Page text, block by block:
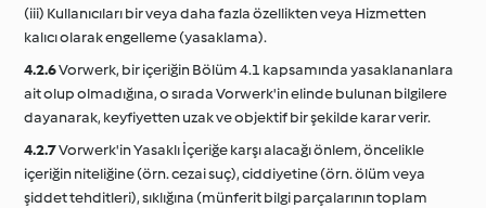
(iii) Kullanıcıları bir veya daha fazla özellikten veya Hizmetten
kalıcı olarak engelleme (yasaklama).
4.2.6Vorwerk, bir içeriğin Bölüm 4.1 kapsamında yasaklananlara
ait olup olmadığına, o sırada Vorwerk'in elinde bulunan bilgilere
dayanarak, keyfiyetten uzak ve objektif bir şekilde karar verir.
4.2.7Vorwerk'in Yasaklı İçeriğe karşı alacağı önlem, öncelikle
içeriğin niteliğine (örn. cezai suç), ciddiyetine (örn. ölüm veya
şiddet tehditleri), sıklığına (münferit bilgi parçalarının toplam